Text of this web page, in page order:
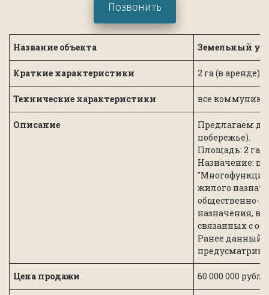
Позвонить
Название объекта Земельный
Краткие характеристики 2 га (в аренде).
Технические характеристики все
Описание
Предлагаем
побережье).
Площадь: 2 га
Назначение:
жилого
общественно-
назначения, в
связанных с
Ранее данный
Цена продажи 60 000 000